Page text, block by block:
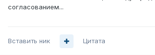
согласованием...
Вставить ник Цитата